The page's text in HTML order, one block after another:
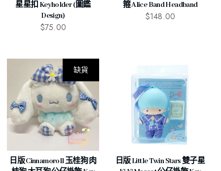
星星扣 Keyholder (圖鑑
Design)
$75.00
箍 Alice Band Headband
$148.00
缺貨
日版 Cinnamoroll 玉桂狗 肉
日版 Little Twin Stars 雙子星